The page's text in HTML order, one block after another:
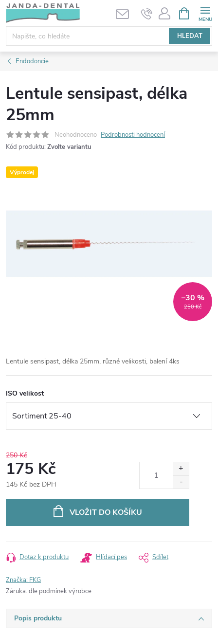
Přejít
obsah
HLEDAT
NÁKUPNÍ
KOŠÍK
Endodoncie
Lentule sensipast, délka
25mm
Neohodnoceno Podrobnosti hodnocení
Kód produktu: Zvolte variantu
Výprodej
250 Kč
–30 %
Lentule sensipast, délka 25mm, různé velikosti, balení 4ks
ISO velikost
250 Kč
175 Kč
145 Kč bez DPH
VLOŽIT DO KOŠÍKU
Dotaz k produktu Hlídací pes Sdílet
Značka: FKG
Záruka: dle podmínek výrobce
Popis produktu